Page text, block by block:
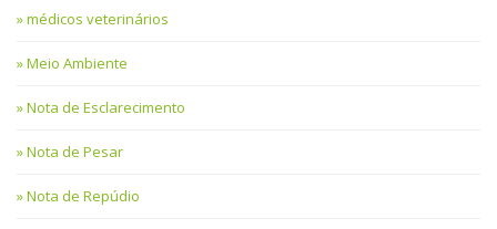
médicos veterinários
Meio Ambiente
Nota de Esclarecimento
Nota de Pesar
Nota de Repúdio